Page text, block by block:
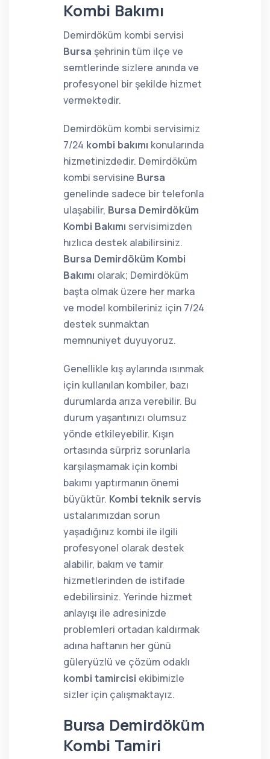
Kombi Bakımı
Demirdöküm kombi servisi
Bursa şehrinin tüm ilçe ve
semtlerinde sizlere anında ve
profesyonel bir şekilde hizmet
vermektedir.
Demirdöküm kombi servisimiz
7/24 kombi bakımı konularında
hizmetinizdedir. Demirdöküm
kombi servisine Bursa
genelinde sadece bir telefonla
ulaşabilir, Bursa Demirdöküm
Kombi Bakımı servisimizden
hızlıca destek alabilirsiniz.
Bursa Demirdöküm Kombi
Bakımı olarak; Demirdöküm
başta olmak üzere her marka
ve model kombileriniz için 7/24
destek sunmaktan
memnuniyet duyuyoruz.
Genellikle kış aylarında ısınmak
için kullanılan kombiler, bazı
durumlarda arıza verebilir. Bu
durum yaşantınızı olumsuz
yönde etkileyebilir. Kışın
ortasında sürpriz sorunlarla
karşılaşmamak için kombi
bakımı yaptırmanın önemi
büyüktür. Kombi teknik servis
ustalarımızdan sorun
yaşadığınız kombi ile ilgili
profesyonel olarak destek
alabilir, bakım ve tamir
hizmetlerinden de istifade
edebilirsiniz. Yerinde hizmet
anlayışı ile adresinizde
problemleri ortadan kaldırmak
adına haftanın her günü
güleryüzlü ve çözüm odaklı
kombi tamircisi ekibimizle
sizler için çalışmaktayız.
Bursa Demirdöküm
Kombi Tamiri